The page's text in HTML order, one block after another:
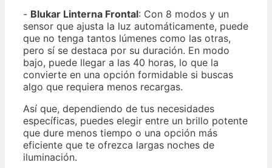
- Blukar Linterna Frontal: Con 8 modos y un
sensor que ajusta la luz automáticamente, puede
que no tenga tantos lúmenes como las otras,
pero sí se destaca por su duración. En modo
bajo, puede llegar a las 40 horas, lo que la
convierte en una opción formidable si buscas
algo que requiera menos recargas.
Así que, dependiendo de tus necesidades
específicas, puedes elegir entre un brillo potente
que dure menos tiempo o una opción más
eficiente que te ofrezca largas noches de
iluminación.